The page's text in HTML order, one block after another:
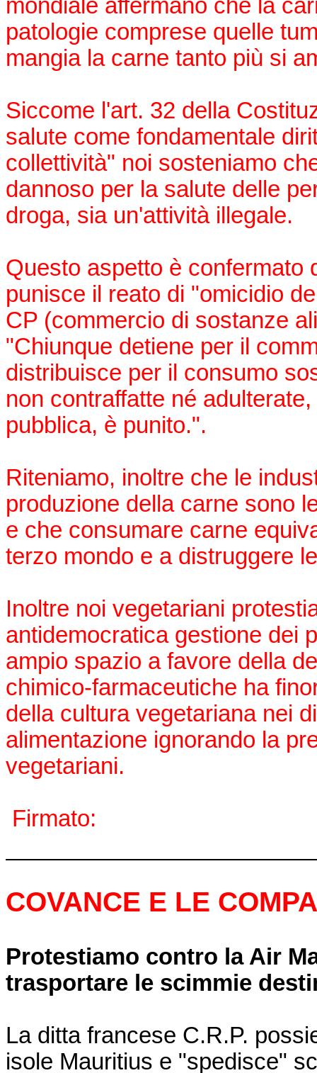
mondiale affermano che la
patologie comprese quelle
mangia la carne tanto più si
Siccome l'art. 32 della
salute come fondamentale
collettività" noi sosteniamo
dannoso per la salute delle
droga, sia un'attività illegale.
Questo aspetto è confermato
punisce il reato di "omicidio
CP (commercio di sostanze
"Chiunque detiene per il
distribuisce per il consumo
non contraffatte né
pubblica, è punito.".
Riteniamo, inoltre che le
produzione della carne sono
e che consumare carne
terzo mondo e a distruggere
Inoltre noi vegetariani
antidemocratica gestione dei
ampio spazio a favore della
chimico-farmaceutiche ha
della cultura vegetariana nei
alimentazione ignorando la
vegetariani.
Firmato:
COVANCE E LE
Protestiamo contro la Air
trasportare le scimmie
La ditta francese C.R.P.
isole Mauritius e "spedisce"